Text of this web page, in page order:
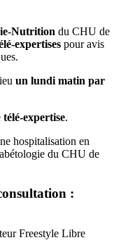
Nutrition du CHU de
expertises pour avis
un lundi matin par
télé-expertise.
hospitalisation en
du CHU de
:
Freestyle Libre